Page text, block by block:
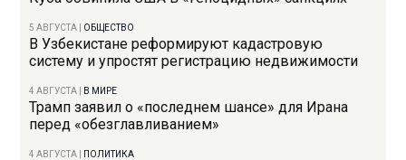
5 АВГУСТА ОБЩЕСТВО
В Узбекистане реформируют кадастровую
систему и упростят регистрацию недвижимости
4 АВГУСТА В МИРЕ
Трамп заявил о «последнем шансе» для Ирана
перед «обезглавливанием»
4 АВГУСТА ПОЛИТИКА